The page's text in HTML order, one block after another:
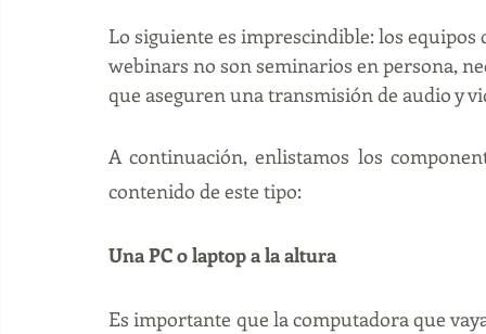
Lo siguiente es imprescindible: los
webinars no son seminarios en persona,
que aseguren una transmisión de audio y
A continuación, enlistamos los
contenido de este tipo:
Una PC o laptop a la altura
Es importante que la computadora que